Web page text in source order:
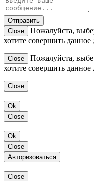
Отправить
Close
Пожалуйста,
хотите совершить данное
Close
Пожалуйста,
хотите совершить данное
Close
Ok
Close
Ok
Close
Авторизоваться
Close